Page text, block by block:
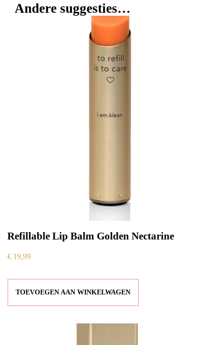
Andere suggesties…
Refillable Lip Balm Golden Nectarine
€ 19,99
TOEVOEGEN AAN WINKELWAGEN